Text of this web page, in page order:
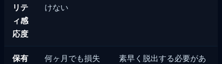
リテ
ィ感
応度
けない
保有 何ヶ月でも損失 素早く脱出する必要があ